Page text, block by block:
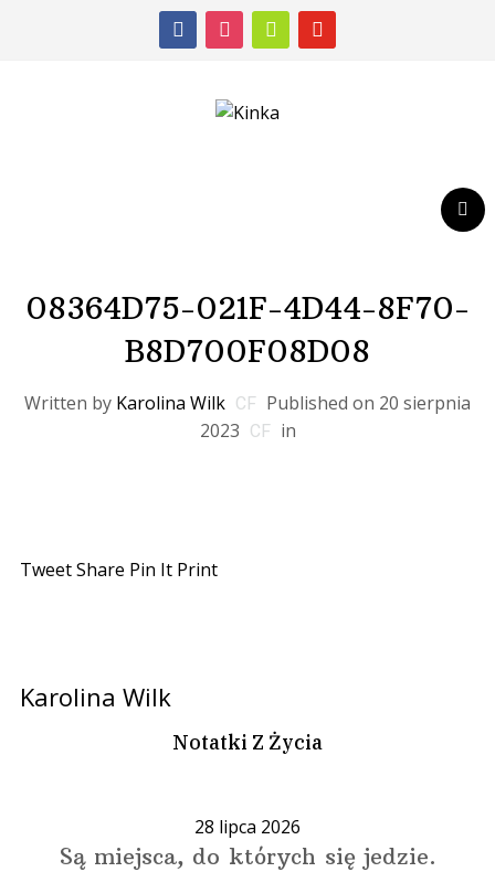
facebookinstagramshopping-
cart
youtube
08364D75-021F-4D44-8F70-
B8D700F08D08
Written by Karolina Wilk Published on 20 sierpnia
2023
in
TweetShare Pin It Print
Karolina Wilk
Notatki Z Życia
28 lipca 2026
Są miejsca, do których się jedzie.